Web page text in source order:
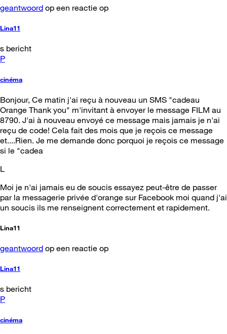
geantwoord op een reactie op
Lina11
s bericht
P
cinéma
Bonjour, Ce matin j'ai reçu à nouveau un SMS "cadeau
Orange Thank you" m'invitant à envoyer le message FILM au
8790. J'ai à nouveau envoyé ce message mais jamais je n'ai
reçu de code! Cela fait des mois que je reçois ce message
et....Rien. Je me demande donc porquoi je reçois ce message
si le "cadea
L
Moi je n'ai jamais eu de soucis essayez peut-être de passer
par la messagerie privée d'orange sur Facebook moi quand j'ai
un soucis ils me renseignent correctement et rapidement.
Lina11
geantwoord op een reactie op
Lina11
s bericht
P
cinéma